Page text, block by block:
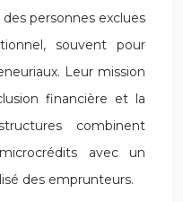
personnes exclues
souvent pour
Leur mission
financière et la
combinent
avec un
des emprunteurs.